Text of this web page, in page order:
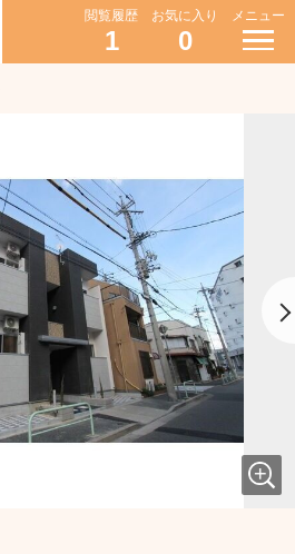
閲覧履歴
1
お気に入り
0
メニュー